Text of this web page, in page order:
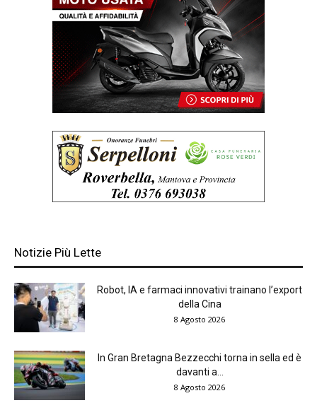
Notizie Più Lette
Robot, IA e farmaci innovativi trainano l’export
della Cina
8 Agosto 2026
In Gran Bretagna Bezzecchi torna in sella ed è
davanti a...
8 Agosto 2026